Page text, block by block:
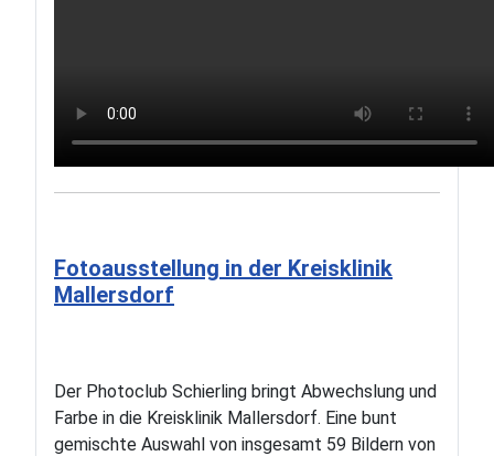
Fotoausstellung in der Kreisklinik
Mallersdorf
Der Photoclub Schierling bringt Abwechslung und
Farbe in die Kreisklinik Mallersdorf. Eine bunt
gemischte Auswahl von insgesamt 59 Bildern von